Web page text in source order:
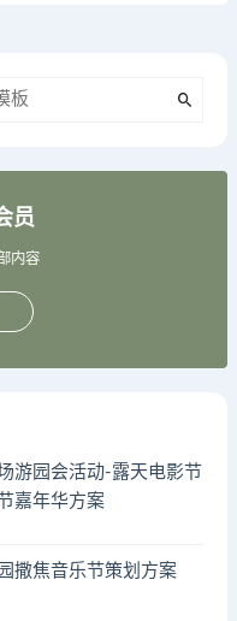
员
内容
游园会活动-露天电影节
嘉年华方案
撒焦音乐节策划方案